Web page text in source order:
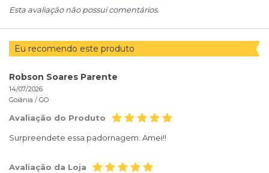
Esta avaliação não possui comentários.
Eu recomendo este produto
Robson Soares Parente
14/07/2026
Goiânia / GO
Avaliação do Produto
Surpreendete essa padornagem. Amei!!
Avaliação da Loja